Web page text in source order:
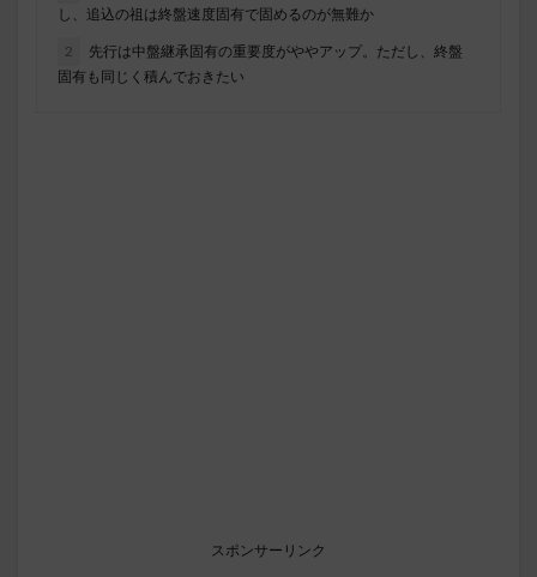
し、追込の祖は終盤速度固有で固めるのが無難か
2
先行は中盤継承固有の重要度がややアップ。ただし、終盤
固有も同じく積んでおきたい
スポンサーリンク